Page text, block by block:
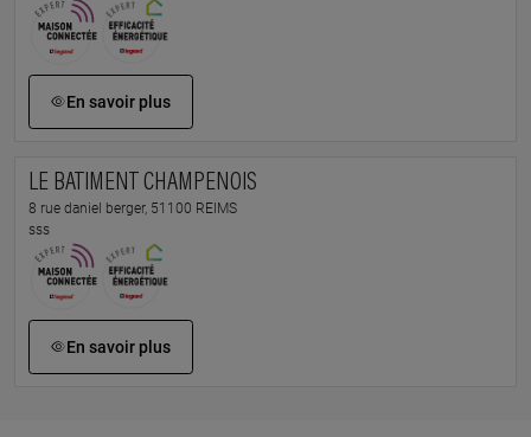
En savoir plus
LE BATIMENT CHAMPENOIS
8 rue daniel berger, 51100 REIMS
sss
En savoir plus